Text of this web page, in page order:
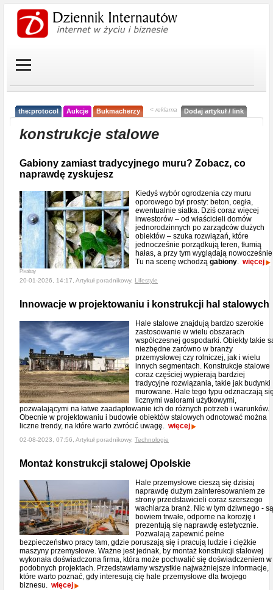
the:protocol Aukcje Bukmacherzy < reklama Dodaj artykuł / link
konstrukcje stalowe
Gabiony zamiast tradycyjnego muru? Zobacz, co
naprawdę zyskujesz
Pixabay
Kiedyś wybór ogrodzenia czy muru
oporowego był prosty: beton, cegła,
ewentualnie siatka. Dziś coraz więcej
inwestorów – od właścicieli domów
jednorodzinnych po zarządców dużych
obiektów – szuka rozwiązań, które
jednocześnie porządkują teren, tłumią
hałas, a przy tym wyglądają
Tu na scenę wchodzą gabiony. więcej
20-01-2026, 14:17, Artykuł poradnikowy, Lifestyle
Innowacje w projektowaniu i konstrukcji hal stalowych
Hale stalowe znajdują bardzo szerokie
zastosowanie w wielu obszarach
współczesnej gospodarki. Obiekty takie
niezbędne zarówno w branży
przemysłowej czy rolniczej, jak i wielu
innych segmentach. Konstrukcje stalowe
coraz częściej wypierają bardziej
tradycyjne rozwiązania, takie jak budynki
murowane. Hale tego typu odznaczają
licznymi walorami użytkowymi,
pozwalającymi na łatwe zaadaptowanie ich do różnych potrzeb i warunków.
Obecnie w projektowaniu i budowie obiektów stalowych odnotować można
liczne trendy, na które warto zwrócić uwagę. więcej
02-08-2023, 07:56, Artykuł poradnikowy, Technologie
Montaż konstrukcji stalowej Opolskie
Hale przemysłowe cieszą się dzisiaj
naprawdę dużym zainteresowaniem ze
strony przedstawicieli coraz szerszego
wachlarza branż. Nic w tym dziwnego - są
bowiem trwałe, odporne na korozję i
prezentują się naprawdę estetycznie.
Pozwalają zapewnić pełne
bezpieczeństwo pracy tam, gdzie poruszają się i pracują ludzie i ciężkie
maszyny przemysłowe. Ważne jest jednak, by montaż konstrukcji stalowej
wykonała doświadczona firma, która może pochwalić się doświadczeniem w
podobnych projektach. Przedstawiamy wszystkie najważniejsze informacje,
które warto poznać, gdy interesują cię hale przemysłowe dla twojego
biznesu. więcej